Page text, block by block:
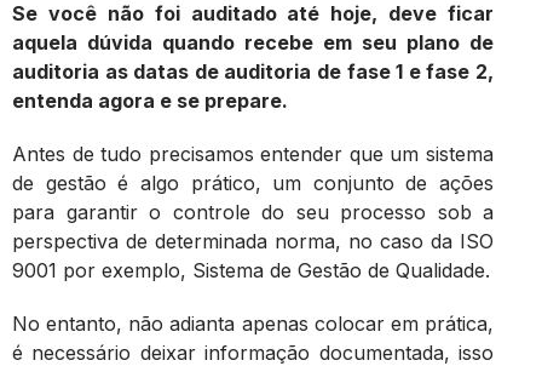
Se você não foi auditado até hoje, deve ficar
aquela dúvida quando recebe em seu plano de
auditoria as datas de auditoria de fase 1 e fase 2,
entenda agora e se prepare.
Antes de tudo precisamos entender que um sistema
de gestão é algo prático, um conjunto de ações
para garantir o controle do seu processo sob a
perspectiva de determinada norma, no caso da ISO
9001 por exemplo, Sistema de Gestão de Qualidade.
No entanto, não adianta apenas colocar em prática,
é necessário deixar informação documentada, isso